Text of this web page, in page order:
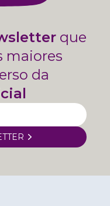
que
maiores
da